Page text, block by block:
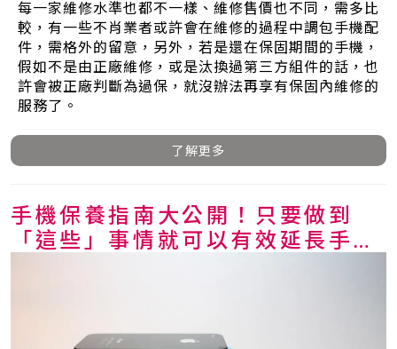
每一家維修水準也都不一樣、維修售價也不同，需多比
較，有一些不肖業者或許會在維修的過程中調包手機配
件，需格外的留意，另外，若是還在保固期間的手機，
假如不是由正廠維修，或是汰換過第三方組件的話，也
許會被正廠判斷為過保，就沒辦法再享有保固內維修的
服務了。
了解更多
手機保養指南大公開！只要做到
「這些」事情就可以有效延長手機